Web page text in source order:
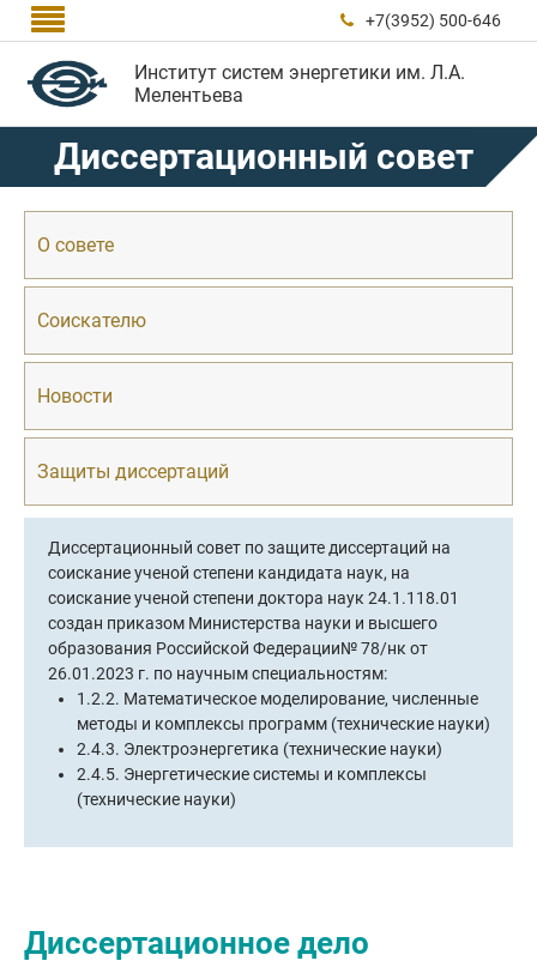
  +7(3952) 500-646
Институт систем энергетики им. Л.А.
Мелентьева
Диссертационный совет
О совете
Диссертационный совет по защите диссертаций на
соискание ученой степени кандидата наук, на
соискание ученой степени доктора наук 24.1.118.01
создан приказом Министерства науки и высшего
образования Российской Федерации№ 78/нк от
26.01.2023 г. по научным специальностям:
1.2.2. Математическое моделирование, численные
методы и комплексы программ (технические науки)
2.4.3. Электроэнергетика (технические науки)
2.4.5. Энергетические системы и комплексы
(технические науки)
Соискателю
Диссертационный совет по защите диссертаций на
соискание ученой степени кандидата наук, на
соискание ученой степени доктора наук 24.1.118.01
создан приказом Министерства науки и высшего
образования Российской Федерации№ 78/нк от
26.01.2023 г. по научным специальностям:
1.2.2. Математическое моделирование, численные
методы и комплексы программ (технические науки)
2.4.3. Электроэнергетика (технические науки)
2.4.5. Энергетические системы и комплексы
(технические науки)
Новости
1.2.2. Математическое моделирование, численные
методы и комплексы программ (технические науки)
2.4.3. Электроэнергетика (технические науки)
2.4.5. Энергетические системы и комплексы
(технические науки)
Защиты диссертаций
1.2.2. Математическое моделирование, численные
методы и комплексы программ (технические науки)
2.4.3. Электроэнергетика (технические науки)
2.4.5. Энергетические системы и комплексы
(технические науки)
Диссертационное дело